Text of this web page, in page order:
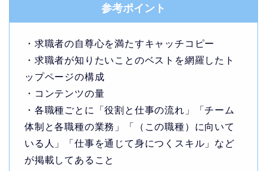
参考ポイント
・求職者の自尊心を満たすキャッチコピー
・求職者が知りたいことのベストを網羅したト
ップページの構成
・コンテンツの量
・各職種ごとに「役割と仕事の流れ」「チーム
体制と各職種の業務」「（この職種）に向いて
いる人」「仕事を通じて身につくスキル」など
が掲載してあること